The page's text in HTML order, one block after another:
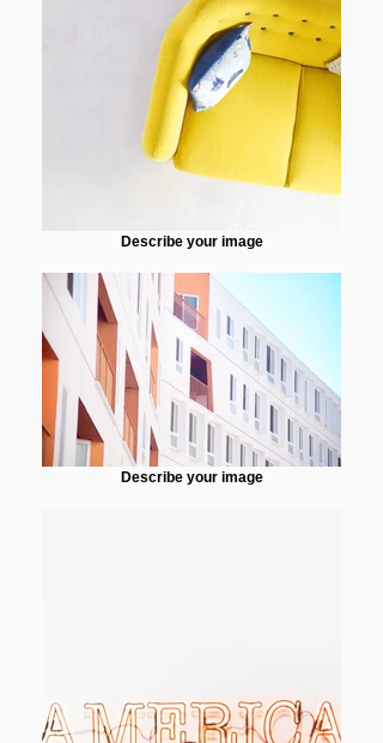
Describe your image
Describe your image